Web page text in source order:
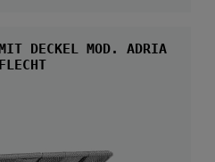
MIT DECKEL MOD. ADRIA